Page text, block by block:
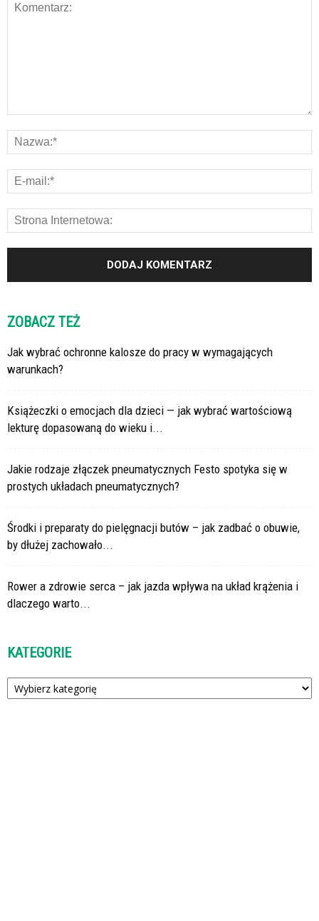
ZOBACZ TEŻ
Jak wybrać ochronne kalosze do pracy w wymagających
warunkach?
Książeczki o emocjach dla dzieci — jak wybrać wartościową
lekturę dopasowaną do wieku i...
Jakie rodzaje złączek pneumatycznych Festo spotyka się w
prostych układach pneumatycznych?
Środki i preparaty do pielęgnacji butów – jak zadbać o obuwie,
by dłużej zachowało...
Rower a zdrowie serca – jak jazda wpływa na układ krążenia i
dlaczego warto...
KATEGORIE
Kategorie